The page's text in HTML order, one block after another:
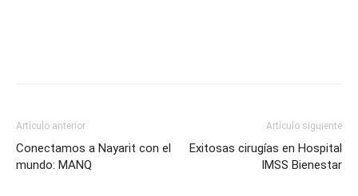
Artículo anterior
Conectamos a Nayarit con el
mundo: MANQ
Artículo siguiente
Exitosas cirugías en Hospital
IMSS Bienestar